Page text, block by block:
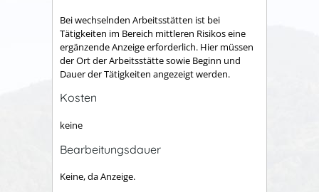
Bei wechselnden Arbeitsstätten ist bei
Tätigkeiten im Bereich mittleren Risikos eine
ergänzende Anzeige erforderlich. Hier müssen
der Ort der Arbeitsstätte sowie Beginn und
Dauer der Tätigkeiten angezeigt werden.
Kosten
keine
Bearbeitungsdauer
Keine, da Anzeige.